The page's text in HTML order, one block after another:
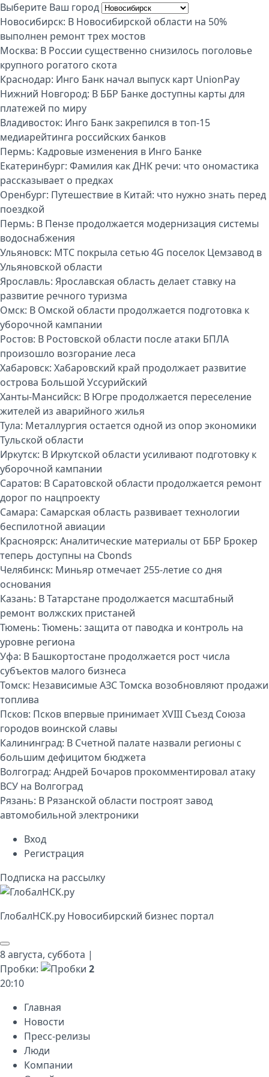
Выберите Ваш город
Новосибирск: В Новосибирской области на 50%
выполнен ремонт трех мостов
Москва: В России существенно снизилось поголовье
крупного рогатого скота
Краснодар: Инго Банк начал выпуск карт UnionPay
Нижний Новгород: В ББР Банке доступны карты для
платежей по миру
Владивосток: Инго Банк закрепился в топ-15
медиарейтинга российских банков
Пермь: Кадровые изменения в Инго Банке
Екатеринбург: Фамилия как ДНК речи: что ономастика
рассказывает о предках
Оренбург: Путешествие в Китай: что нужно знать перед
поездкой
Пермь: В Пензе продолжается модернизация системы
водоснабжения
Ульяновск: МТС покрыла сетью 4G поселок Цемзавод в
Ульяновской области
Ярославль: Ярославская область делает ставку на
развитие речного туризма
Омск: В Омской области продолжается подготовка к
уборочной кампании
Ростов: В Ростовской области после атаки БПЛА
произошло возгорание леса
Хабаровск: Хабаровский край продолжает развитие
острова Большой Уссурийский
Ханты-Мансийск: В Югре продолжается переселение
жителей из аварийного жилья
Тула: Металлургия остается одной из опор экономики
Тульской области
Иркутск: В Иркутской области усиливают подготовку к
уборочной кампании
Саратов: В Саратовской области продолжается ремонт
дорог по нацпроекту
Самара: Самарская область развивает технологии
беспилотной авиации
Красноярск: Аналитические материалы от ББР Брокер
теперь доступны на Cbonds
Челябинск: Миньяр отмечает 255-летие со дня
основания
Казань: В Татарстане продолжается масштабный
ремонт волжских пристаней
Тюмень: Тюмень: защита от паводка и контроль на
уровне региона
Уфа: В Башкортостане продолжается рост числа
субъектов малого бизнеса
Томск: Независимые АЗС Томска возобновляют продажи
топлива
Псков: Псков впервые принимает XVIII Съезд Союза
городов воинской славы
Калининград: В Счетной палате назвали регионы с
большим дефицитом бюджета
Волгоград: Андрей Бочаров прокомментировал атаку
ВСУ на Волгоград
Рязань: В Рязанской области построят завод
автомобильной электроники
Вход
Регистрация
Подписка на рассылку
ГлобалНСК.py Новосибирский бизнес портал
8 августа, суббота |
Пробки:
2
20:10
Главная
Новости
Пресс-релизы
Люди
Компании